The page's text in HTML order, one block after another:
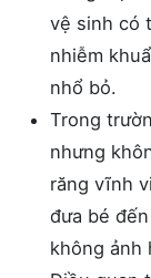
vệ sinh có
nhiễm
nhổ bỏ.
Trong
nhưng
răng vĩnh
đưa bé
không ảnh